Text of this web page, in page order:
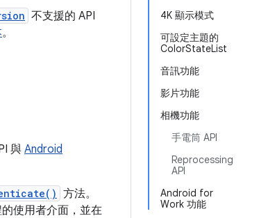
4K 顯示模式
可設定主題的
ColorStateList
音訊功能
影片功能
相機功能
手電筒 API
Reprocessing
API
Android for
Work 功能
不支援的 API
。
與 Android
方法。
使用者介面，並在